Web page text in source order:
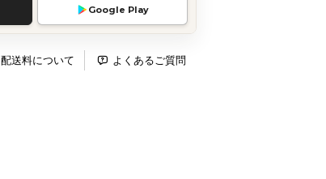
Google Play
配送料について よくあるご質問